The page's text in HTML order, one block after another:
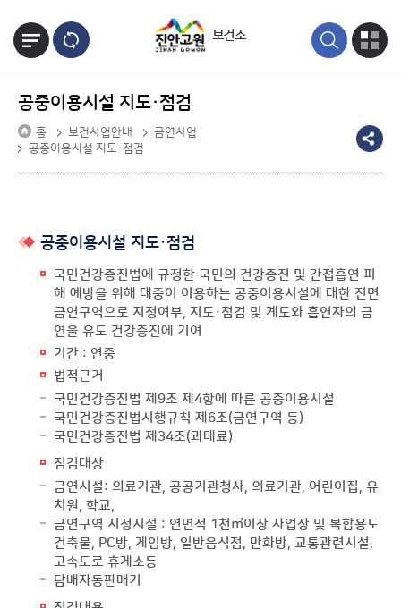
보건소
공중이용시설 지도·점검
홈 보건사업안내
금연사업
공중이용시설 지도·점검
공중이용시설 지도·점검
국민건강증진법에 규정한 국민의 건강증진 및 간접흡연 피
해 예방을 위해 대중이 이용하는 공중이용시설에 대한 전면
금연구역으로 지정여부, 지도·점검 및 계도와 흡연자의 금
연을 유도 건강증진에 기여
기간 : 연중
법적근거
국민건강증진법 제9조 제4항에 따른 공중이용시설
국민건강증진법시행규칙 제6조(금연구역 등)
국민건강증진법 제34조(과태료)
점검대상
금연시설: 의료기관, 공공기관청사, 의료기관, 어린이집, 유
치원, 학교,
금연구역 지정시설 : 연면적 1천㎡이상 사업장 및 복합용도
건축물, PC방, 게임방, 일반음식점, 만화방, 교통관련시설,
고속도로 휴게소등
담배자동판매기